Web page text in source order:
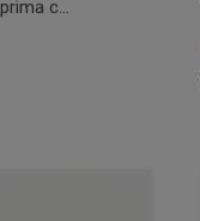
c...